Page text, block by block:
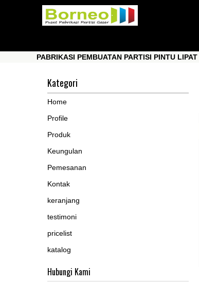
PABRIKASI PEMBUATAN PARTISI PINTU LIPAT
Kategori
Home
Profile
Produk
Keungulan
Pemesanan
Kontak
keranjang
testimoni
pricelist
katalog
Hubungi Kami